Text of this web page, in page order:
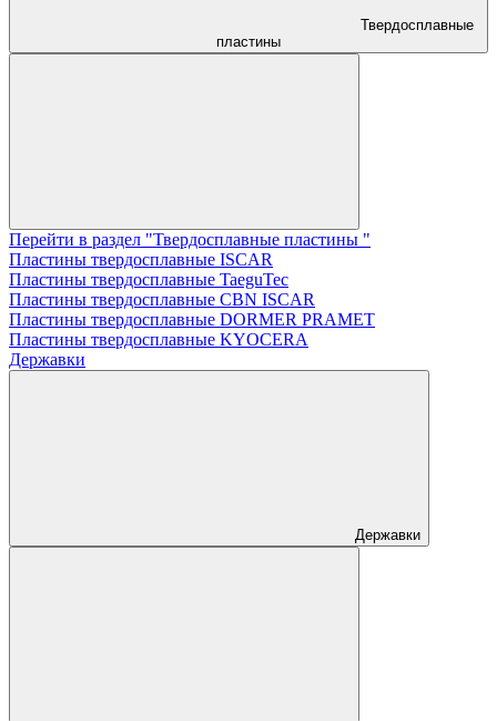
Твердосплавные
пластины
Перейти в раздел "Твердосплавные пластины "
Пластины твердосплавные ISCAR
Пластины твердосплавные TaeguTec
Пластины твердосплавные CBN ISCAR
Пластины твердосплавные DORMER PRAMET
Пластины твердосплавные KYOCERA
Державки
Державки